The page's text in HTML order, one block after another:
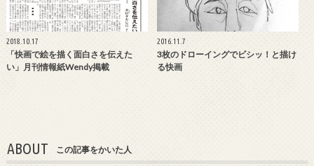
2018.10.17
「快画で絵を描く面白さを伝えた
い」月刊情報紙Wendy掲載
2016.11.7
3枚のドローイングでビシッ！と描け
る快画
ABOUT この記事をかいた人